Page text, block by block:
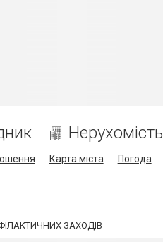
Нерухомість
Карта міста Погода
ЗАХОДІВ